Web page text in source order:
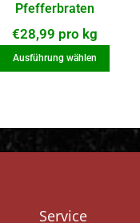
Pfefferbraten
€28,99 pro kg
Ausführung wählen
Service